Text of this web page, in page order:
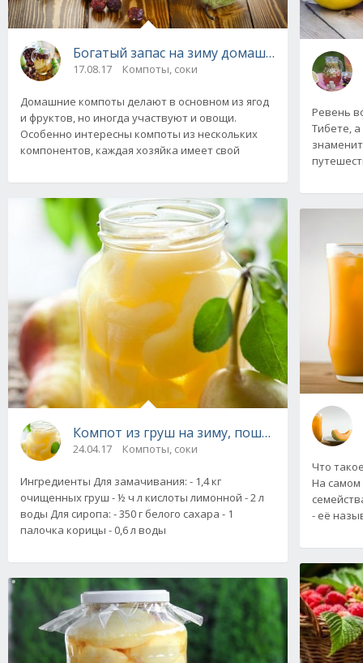
Богатый запас на зиму домашних компотов
17.08.17 Компоты, соки
Домашние компоты делают в основном из ягод
и фруктов, но иногда участвуют и овощи.
Особенно интересны компоты из нескольких
компонентов, каждая хозяйка имеет свой
Компот из груш на зиму, пошаговый рецепт
24.04.17 Компоты, соки
Ингредиенты Для замачивания: - 1,4 кг
очищенных груш - ½ ч л кислоты лимонной - 2 л
воды Для сиропа: - 350 г белого сахара - 1
палочка корицы - 0,6 л воды
Ревень
Тибете,
Что
На самом
- её